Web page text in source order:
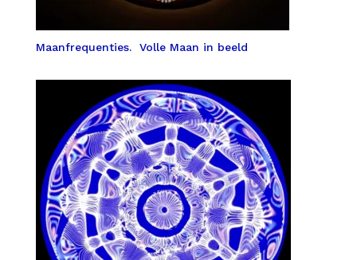
Maanfrequenties. Volle Maan in beeld